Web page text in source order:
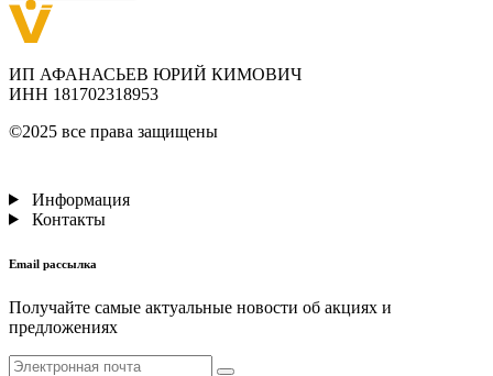
ИП АФАНАСЬЕВ ЮРИЙ КИМОВИЧ
ИНН 181702318953
©2025 все права защищены
Информация
Контакты
Email рассылка
Получайте самые актуальные новости об акциях и
предложениях